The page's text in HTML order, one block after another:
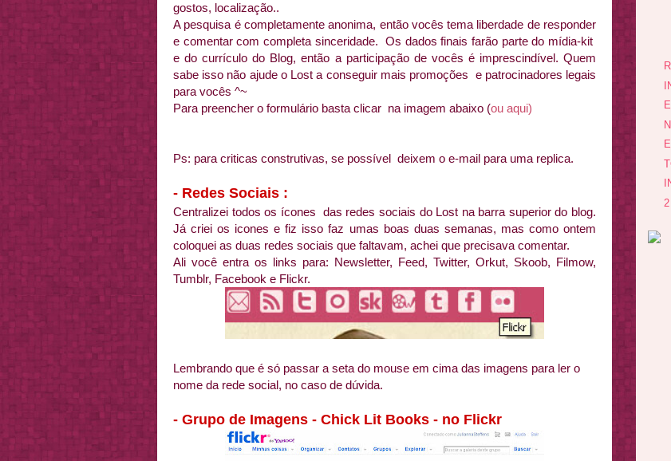
gostos, localização..
A pesquisa é completamente anonima, então vocês tema liberdade de responder
e comentar com completa sinceridade. Os dados finais farão parte do mídia-kit
e do currículo do Blog, então a participação de vocês é imprescindível. Quem
sabe isso não ajude o Lost a conseguir mais promoções e patrocinadores legais
para vocês ^~
Para preencher o formulário basta clicar na imagem abaixo (ou aqui)
Ps: para criticas construtivas, se possível deixem o e-mail para uma replica.
- Redes Sociais :
Centralizei todos os ícones das redes sociais do Lost na barra superior do blog.
Já criei os icones e fiz isso faz umas boas duas semanas, mas como ontem
coloquei as duas redes sociais que faltavam, achei que precisava comentar.
Ali você entra os links para: Newsletter, Feed, Twitter, Orkut, Skoob, Filmow,
Tumblr, Facebook e Flickr.
Lembrando que é só passar a seta do mouse em cima das imagens para ler o
nome da rede social, no caso de dúvida.
- Grupo de Imagens - Chick Lit Books - no Flickr